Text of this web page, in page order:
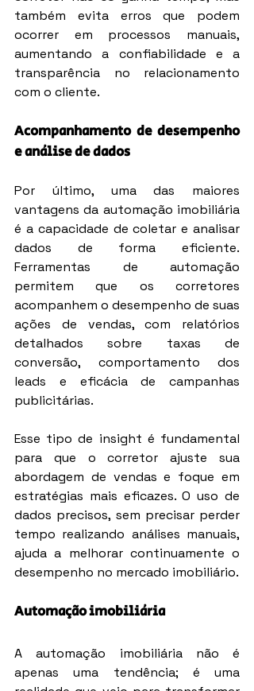
também evita erros que podem
ocorrer em processos manuais,
aumentando a confiabilidade e a
transparência no relacionamento
com o cliente.
Acompanhamento de desempenho
e análise de dados
Por último, uma das maiores
vantagens da automação imobiliária
é a capacidade de coletar e analisar
dados de forma eficiente.
Ferramentas de automação
permitem que os corretores
acompanhem o desempenho de suas
ações de vendas, com relatórios
detalhados sobre taxas de
conversão, comportamento dos
leads e eficácia de campanhas
publicitárias.
Esse tipo de insight é fundamental
para que o corretor ajuste sua
abordagem de vendas e foque em
estratégias mais eficazes. O uso de
dados precisos, sem precisar perder
tempo realizando análises manuais,
ajuda a melhorar continuamente o
desempenho no mercado imobiliário.
Automação imobiliária
A automação imobiliária não é
apenas uma tendência; é uma